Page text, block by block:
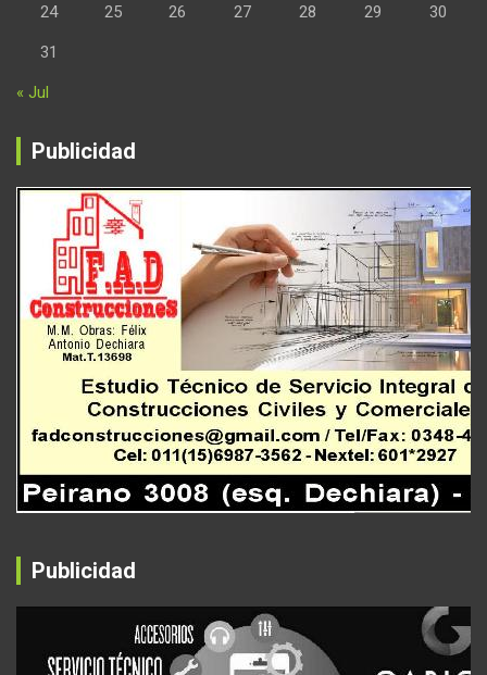
24 25 26 27 28 29 30
31
« Jul
Publicidad
Publicidad